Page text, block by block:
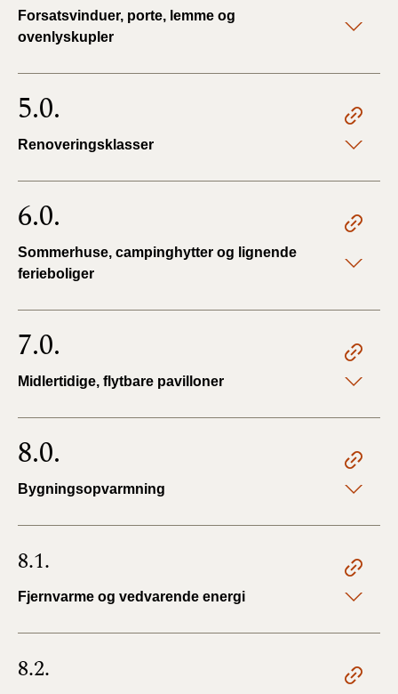
Forsatsvinduer, porte, lemme og
ovenlyskupler
5.0.
Renoveringsklasser
6.0.
Sommerhuse, campinghytter og lignende
ferieboliger
7.0.
Midlertidige, flytbare pavilloner
8.0.
Bygningsopvarmning
8.1.
Fjernvarme og vedvarende energi
8.2.